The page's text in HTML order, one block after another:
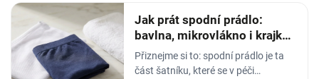
Jak prát spodní prádlo:
bavlna, mikrovlákno i krajka,
aby vydrželo
Přiznejme si to: spodní prádlo je ta
část šatníku, které se v péči